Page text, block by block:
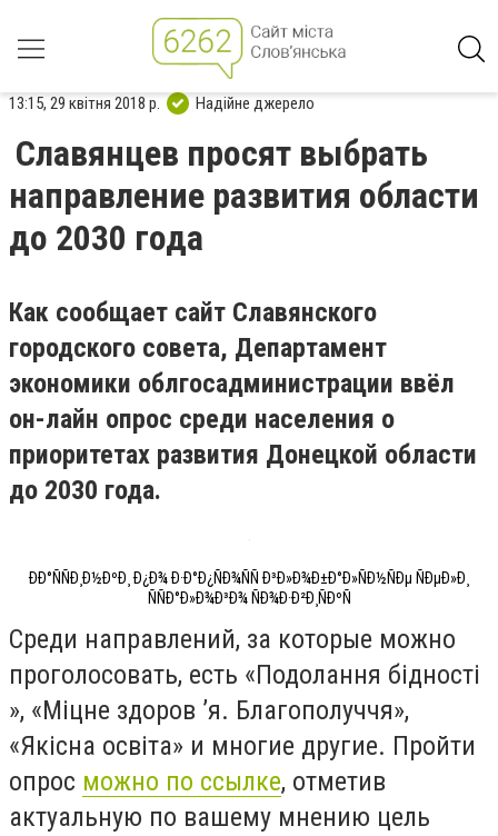
13:15, 29 квітня 2018 р. Надійне джерело
Славянцев просят выбрать
направление развития области
до 2030 года
Как сообщает сайт Славянского
городского совета, Департамент
экономики облгосадминистрации ввёл
он-лайн опрос среди населения о
приоритетах развития Донецкой области
до 2030 года.
ÐÐ°ÑÑÐ¸Ð½ÐºÐ¸ Ð¿Ð¾ Ð·Ð°Ð¿ÑÐ¾ÑÑ Ð³Ð»Ð¾Ð±Ð°Ð»ÑÐ½ÑÐµ ÑÐµÐ»Ð¸
ÑÑÐ°Ð»Ð¾Ð³Ð¾ ÑÐ¾Ð·Ð²Ð¸ÑÐºÑ
Среди направлений, за которые можно
проголосовать, есть «Подолання бідності
», «Міцне здоров ’я. Благополуччя»,
«Якісна освіта» и многие другие. Пройти
опрос можно по ссылке, отметив
актуальную по вашему мнению цель